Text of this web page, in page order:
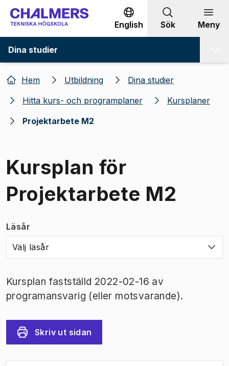
Gå till innehållet
English Sök Meny
Dina studier
Hem Utbildning
Dina studier
Hitta kurs- och programplaner
Kursplaner
Projektarbete M2
Kursplan för
Projektarbete M2
Läsår
Välj läsår
Kursplan fastställd 2022-02-16 av
programansvarig (eller motsvarande).
Skriv ut sidan